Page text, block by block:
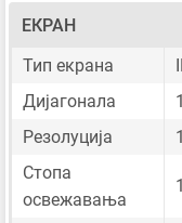
ЕКРАН
Тип екрана
Дијагонала
Резолуција
Стопа
освежавања